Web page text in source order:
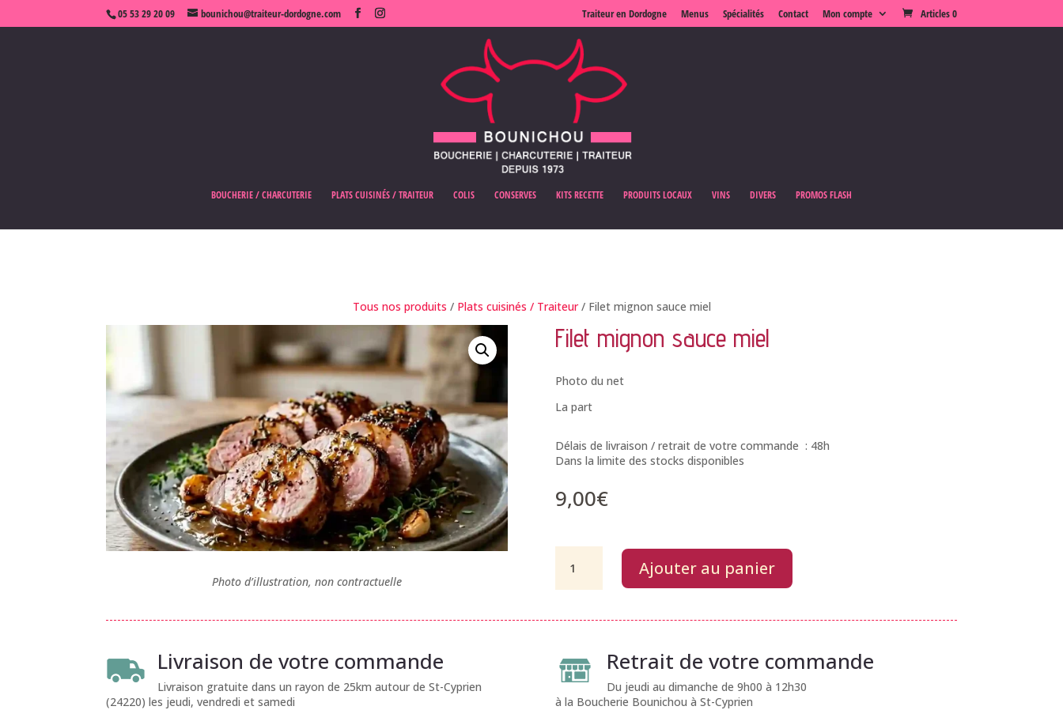
05 53 29 20 09 bounichou@traiteur-dordogne.com Traiteur en Dordogne Menus Spécialités Contact Mon compte Articles 0
BOUCHERIE / CHARCUTERIE PLATS CUISINÉS / TRAITEUR COLIS CONSERVES KITS RECETTE PRODUITS LOCAUX VINS DIVERS PROMOS FLASH
Tous nos produits / Plats cuisinés / Traiteur/ Filet mignon sauce miel
Photo d’illustration, non contractuelle
Filet mignon sauce miel
Photo du net
La part
Délais de livraison / retrait de votre commande : 48h
Dans la limite des stocks disponibles
9,00€
Ajouter au panier
Livraison de votre commande
Livraison gratuite dans un rayon de 25km autour de St-Cyprien
(24220) les jeudi, vendredi et samedi
Retrait de votre commande
Du jeudi au dimanche de 9h00 à 12h30
à la Boucherie Bounichou à St-Cyprien